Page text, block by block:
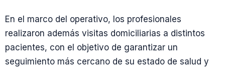
En el marco del operativo, los profesionales
realizaron además visitas domiciliarias a distintos
pacientes, con el objetivo de garantizar un
seguimiento más cercano de su estado de salud y